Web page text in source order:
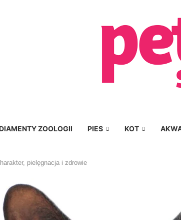
ZOOLOGII PIES KOT
pielęgnacja i zdrowie